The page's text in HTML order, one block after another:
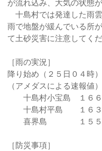
が流れ込み、大気の状態
十島村では発達した雨
雨で地盤が緩んでいる所
て土砂災害に注意してくだ
［雨の実況］
降り始め（２５日０４時
（アメダスによる速報値）
十島村小宝島 １６６
十島村平島 １６３
喜界島 １５５．
［防災事項］